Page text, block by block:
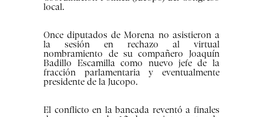
local.
Once diputados de Morena no asistieron a
la sesión en rechazo al virtual
nombramiento de su compañero Joaquín
Badillo Escamilla como nuevo jefe de la
fracción parlamentaria y eventualmente
presidente de la Jucopo.
El conflicto en la bancada reventó a finales